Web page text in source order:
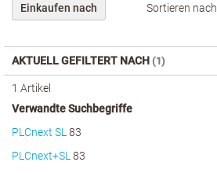
1 Artikel
Sortieren nach
Verwandte Suchbegriffe
PLCnext SL 83
PLCnext+SL 83
Einkaufen nach
AKTUELL GEFILTERT NACH